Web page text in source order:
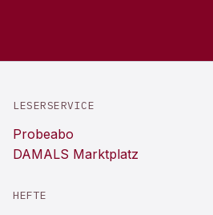
LESERSERVICE
Probeabo
DAMALS Marktplatz
HEFTE